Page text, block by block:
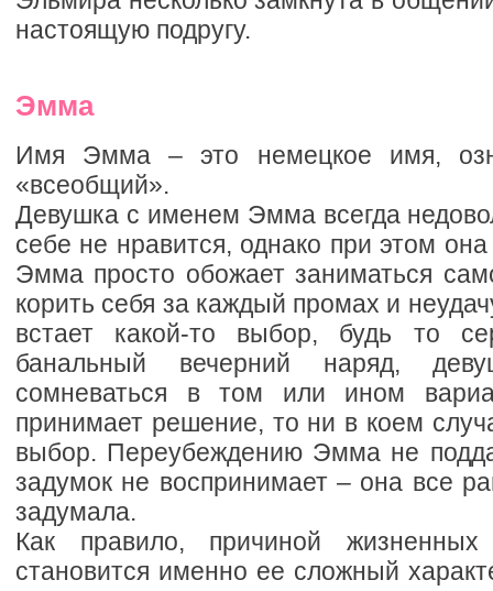
настоящую подругу.
Эмма
Имя Эмма – это немецкое имя,
«всеобщий».
Девушка с именем Эмма всегда
себе не нравится, однако при этом
Эмма просто обожает заниматься
корить себя за каждый промах и
встает какой-то выбор, будь то
банальный вечерний наряд,
сомневаться в том или ином
принимает решение, то ни в коем
выбор. Переубеждению Эмма не
задумок не воспринимает – она все
задумала.
Как правило, причиной
становится именно ее сложный